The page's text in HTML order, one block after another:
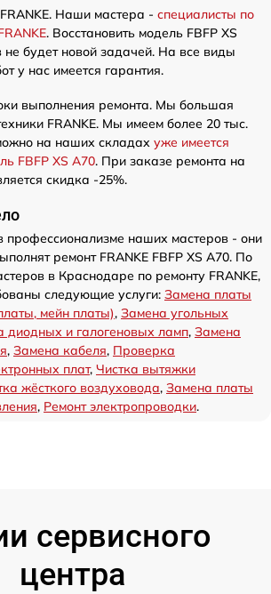
Наши мастера - специалисты по
. Восстановить модель FBFP XS
не будет новой задачей. На все виды
у нас имеется гарантия.
выполнения ремонта. Мы большая
FRANKE. Мы имеем более 20 тыс.
на наших складах уже имеется
FBFP XS A70. При заказе ремонта на
скидка -25%.
профессионализме наших мастеров - они
ремонт FRANKE FBFP XS A70. По
в Краснодаре по ремонту FRANKE,
следующие услуги: Замена платы
мейн платы), Замена угольных
диодных и галогеновых ламп, Замена
, Замена кабеля, Проверка
плат, Чистка вытяжки
жёсткого воздуховода, Замена платы
, Ремонт электропроводки.
сервисного
центра